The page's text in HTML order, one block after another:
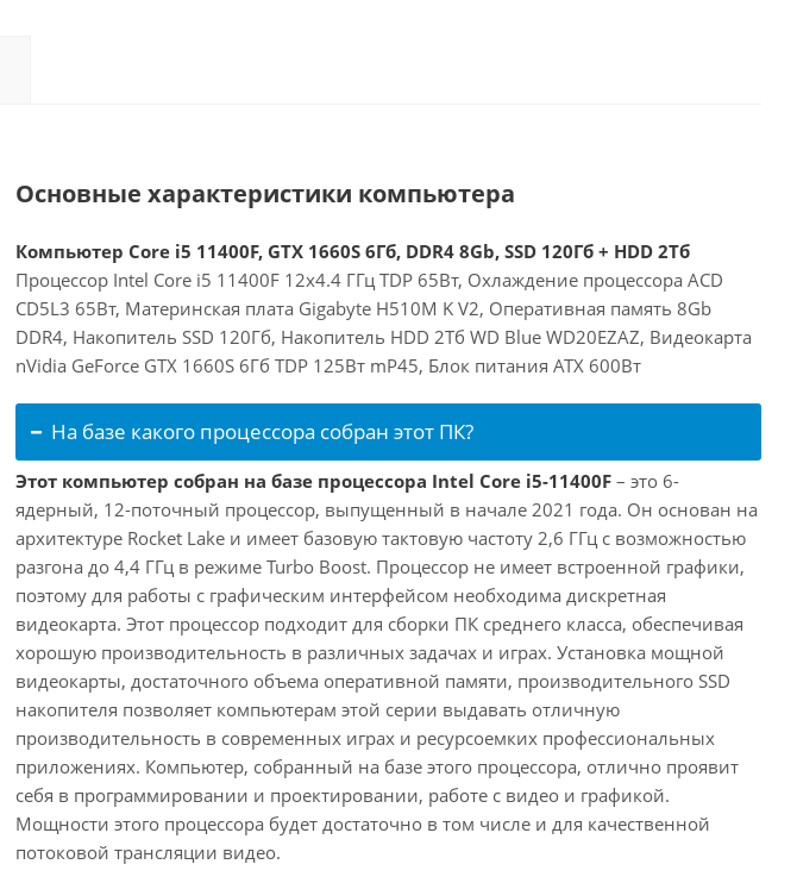
Основные характеристики компьютера
Компьютер Core i5 11400F, GTX 1660S 6Гб, DDR4 8Gb, SSD 120Гб + HDD 2Тб
Процессор Intel Core i5 11400F 12x4.4 ГГц TDP 65Вт, Охлаждение процессора ACD
CD5L3 65Вт, Материнская плата Gigabyte H510M K V2, Оперативная память 8Gb
DDR4, Накопитель SSD 120Гб, Накопитель HDD 2Тб WD Blue WD20EZAZ, Видеокарта
nVidia GeForce GTX 1660S 6Гб TDP 125Вт mP45, Блок питания ATX 600Вт
На базе какого процессора собран этот ПК?
Этот компьютер собран на базе процессора Intel Core i5-11400F – это 6-
ядерный, 12-поточный процессор, выпущенный в начале 2021 года. Он основан на
архитектуре Rocket Lake и имеет базовую тактовую частоту 2,6 ГГц с возможностью
разгона до 4,4 ГГц в режиме Turbo Boost. Процессор не имеет встроенной графики,
поэтому для работы с графическим интерфейсом необходима дискретная
видеокарта. Этот процессор подходит для сборки ПК среднего класса, обеспечивая
хорошую производительность в различных задачах и играх. Установка мощной
видеокарты, достаточного объема оперативной памяти, производительного SSD
накопителя позволяет компьютерам этой серии выдавать отличную
производительность в современных играх и ресурсоемких профессиональных
приложениях. Компьютер, собранный на базе этого процессора, отлично проявит
себя в программировании и проектировании, работе с видео и графикой.
Мощности этого процессора будет достаточно в том числе и для качественной
потоковой трансляции видео.